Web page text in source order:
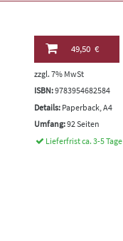
49,50 €
zzgl. 7% MwSt
ISBN:9783954682584
Details: Paperback, A4
Umfang:92 Seiten
Lieferfrist ca. 3-5 Tage